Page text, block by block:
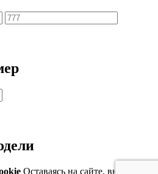
Оставаясь на сайте, вы